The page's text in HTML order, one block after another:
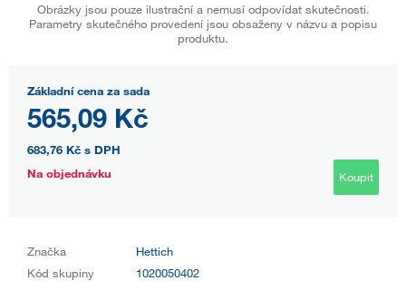
Obrázky jsou pouze ilustrační a nemusí odpovídat skutečnosti.
Parametry skutečného provedení jsou obsaženy v názvu a popisu
produktu.
Základní cena za sada
565,09 Kč
683,76 Kč s DPH
Na objednávku
Koupit
Značka
Hettich
Kód skupiny
1020050402